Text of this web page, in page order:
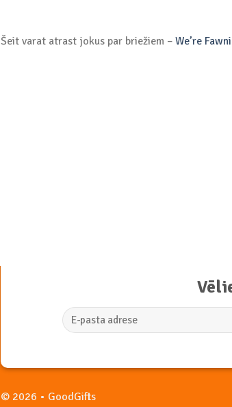
Šeit varat atrast jokus par briežiem – We’re
© 2026 • GoodGifts